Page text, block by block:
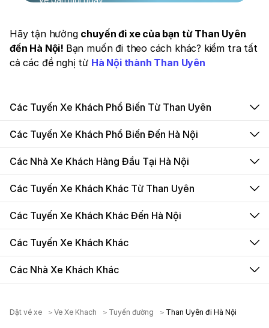
Hãy tận hưởng chuyến đi xe của bạn từ Than Uyên
đến Hà Nội! Bạn muốn đi theo cách khác? kiểm tra tất
cả các đề nghị từ Hà Nội thành Than Uyên
Các Tuyến Xe Khách Phổ Biến Từ Than Uyên
Các Tuyến Xe Khách Phổ Biến Đến Hà Nội
Các Nhà Xe Khách Hàng Đầu Tại Hà Nội
Các Tuyến Xe Khách Khác Từ Than Uyên
Các Tuyến Xe Khách Khác Đến Hà Nội
Các Tuyến Xe Khách Khác
Các Nhà Xe Khách Khác
Dặt vé xe Ve Xe Khach Tuyến đường Than Uyên đi Hà Nội